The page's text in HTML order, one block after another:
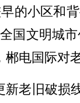
的小区和
国文明城
郴电国际
新老旧破损